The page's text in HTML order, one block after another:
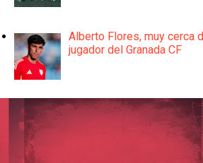
Alberto Flores, muy cerca
jugador del Granada CF